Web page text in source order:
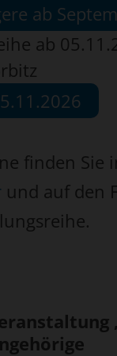
ab
ab
finden Sie
und auf den